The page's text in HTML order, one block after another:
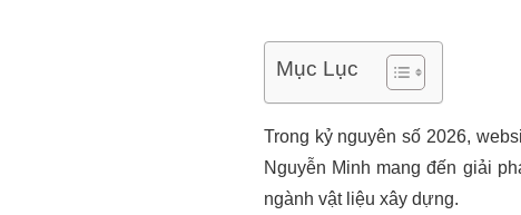
Mục Lục
Trong kỷ nguyên số 2026,
Nguyễn Minh mang đến giải
ngành vật liệu xây dựng.